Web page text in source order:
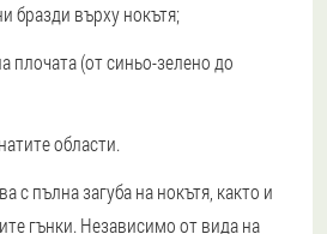
бразди върху нокътя;
плочата (от синьо-зелено до
области.
с пълна загуба на нокътя, както и
гънки. Независимо от вида на